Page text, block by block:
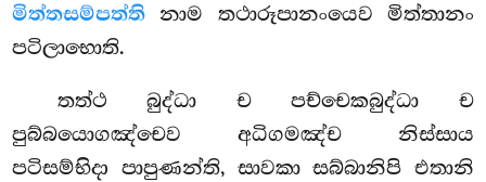
මිත්තසම්පත්ති නාම තථාරූපානංයෙව මිත්තානං
පටිලාභොති.
තත්ථ බුද්ධා ච පච්චෙකබුද්ධා ච
පුබ්බයොගඤ්චෙව අධිගමඤ්ච නිස්සාය
පටිසම්භිදා පාපුණන්ති, සාවකා සබ්බානිපි එතානි